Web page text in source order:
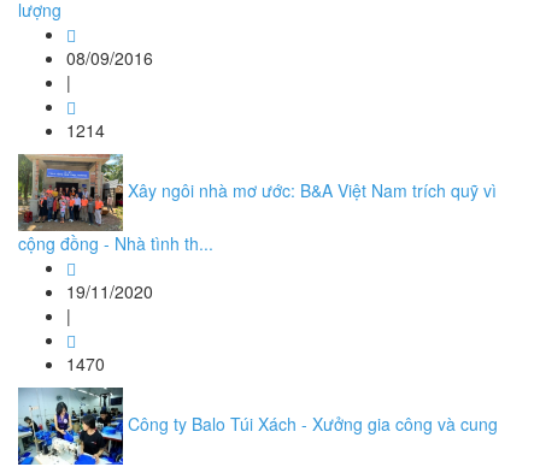
lượng
08/09/2016
|
1214
Xây ngôi nhà mơ ước: B&A Việt Nam trích quỹ vì
cộng đồng - Nhà tình th...
19/11/2020
|
1470
Công ty Balo Túi Xách - Xưởng gia công và cung